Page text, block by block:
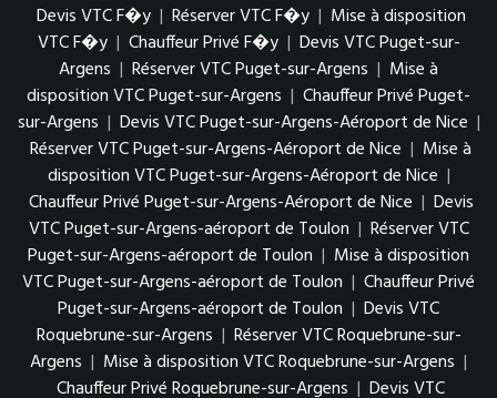
Devis VTC F�y | Réserver VTC F�y | Mise à disposition
VTC F�y | Chauffeur Privé F�y | Devis VTC Puget-sur-
Argens | Réserver VTC Puget-sur-Argens | Mise à
disposition VTC Puget-sur-Argens | Chauffeur Privé Puget-
sur-Argens | Devis VTC Puget-sur-Argens-Aéroport de Nice |
Réserver VTC Puget-sur-Argens-Aéroport de Nice | Mise à
disposition VTC Puget-sur-Argens-Aéroport de Nice |
Chauffeur Privé Puget-sur-Argens-Aéroport de Nice | Devis
VTC Puget-sur-Argens-aéroport de Toulon | Réserver VTC
Puget-sur-Argens-aéroport de Toulon | Mise à disposition
VTC Puget-sur-Argens-aéroport de Toulon | Chauffeur Privé
Puget-sur-Argens-aéroport de Toulon | Devis VTC
Roquebrune-sur-Argens | Réserver VTC Roquebrune-sur-
Argens | Mise à disposition VTC Roquebrune-sur-Argens |
Chauffeur Privé Roquebrune-sur-Argens | Devis VTC